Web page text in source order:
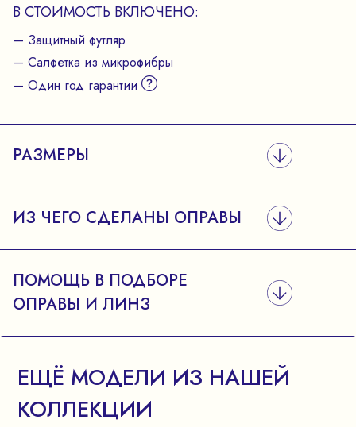
В СТОИМОСТЬ ВКЛЮЧЕНО:
— Защитный футляр
— Салфетка из микрофибры
— Один год гарантии
РАЗМЕРЫ
ИЗ ЧЕГО СДЕЛАНЫ ОПРАВЫ
ПОМОЩЬ В ПОДБОРЕ
ОПРАВЫ И ЛИНЗ
ЕЩЁ МОДЕЛИ ИЗ НАШЕЙ
КОЛЛЕКЦИИ